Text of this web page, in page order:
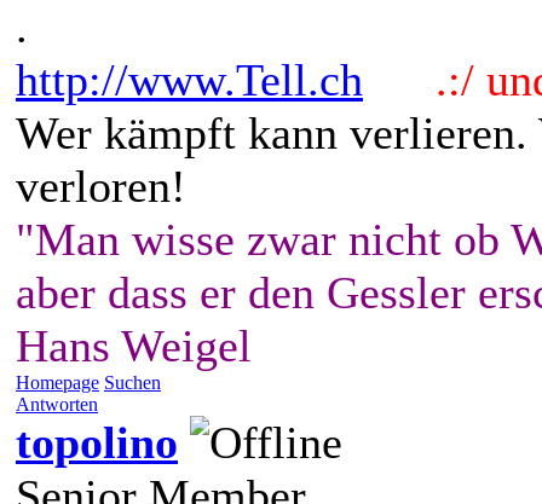
.
http://www.Tell.ch
.:/
Wer kämpft kann
verloren!
"Man wisse zwar nicht ob
aber dass er den Gessler
Hans Weigel
Homepage Suchen
Antworten
topolino